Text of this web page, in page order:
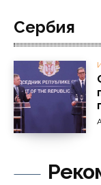
Сербия